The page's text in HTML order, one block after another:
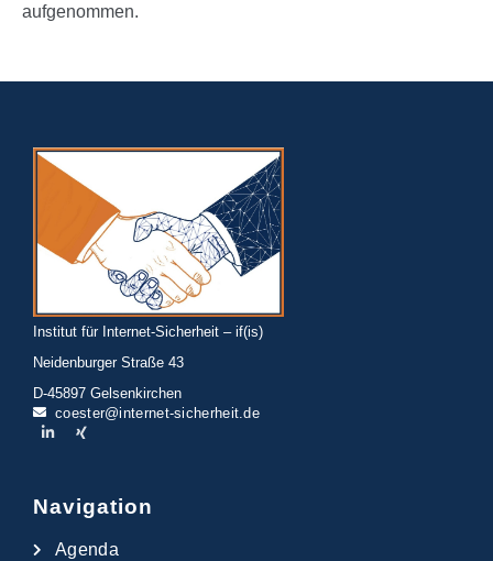
aufgenommen.
Institut für Internet-Sicherheit – if(is)
Neidenburger Straße 43
D-45897 Gelsenkirchen
coester@internet-sicherheit.de
Navigation
Agenda